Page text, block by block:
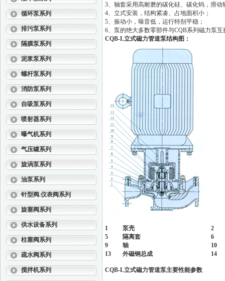
循环泵系列
排污泵系列
隔膜泵系列
泥浆泵系列
螺杆泵系列
消防泵系列
自吸泵系列
喷射器系列
曝气机系列
气压罐系列
旋涡泵系列
油泵系列
针型阀.仪表阀系列
旋塞阀系列
供水设备系列
柱塞阀系列
疏水阀系列
搅拌机系列
3、轴套采用高耐磨的碳化硅、碳化钨，滑
4、立式安装，结构紧凑、占地面积小；
5、振动小，噪音低，运行特别平稳；
6、泵的绝大多数零部件与CQB系列磁力泵互
CQB-L立式磁力管道泵结构图：
1 泵壳
2
5
隔离套
6
9
轴
10
13
外磁钢总成 14
CQB-L立式磁力管道泵主要性能参数